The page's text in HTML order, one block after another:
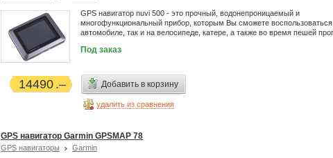
GPS навигатор nuvi 500 - это прочный, водонепроницаемый и
многофункциональный прибор, которым Вы сможете воспользоваться
автомобиле, так и на велосипеде, катере, а также во время пешей
Под заказ
14490 Добавить в корзину
удалить из сравнения
GPS навигатор Garmin GPSMAP 78
GPS навигаторы Garmin